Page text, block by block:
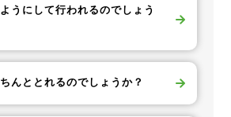
うにして行われるのでしょう
んととれるのでしょうか？